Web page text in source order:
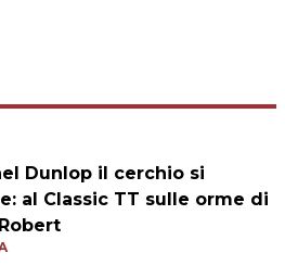
Dunlop il cerchio si
al Classic TT sulle orme di